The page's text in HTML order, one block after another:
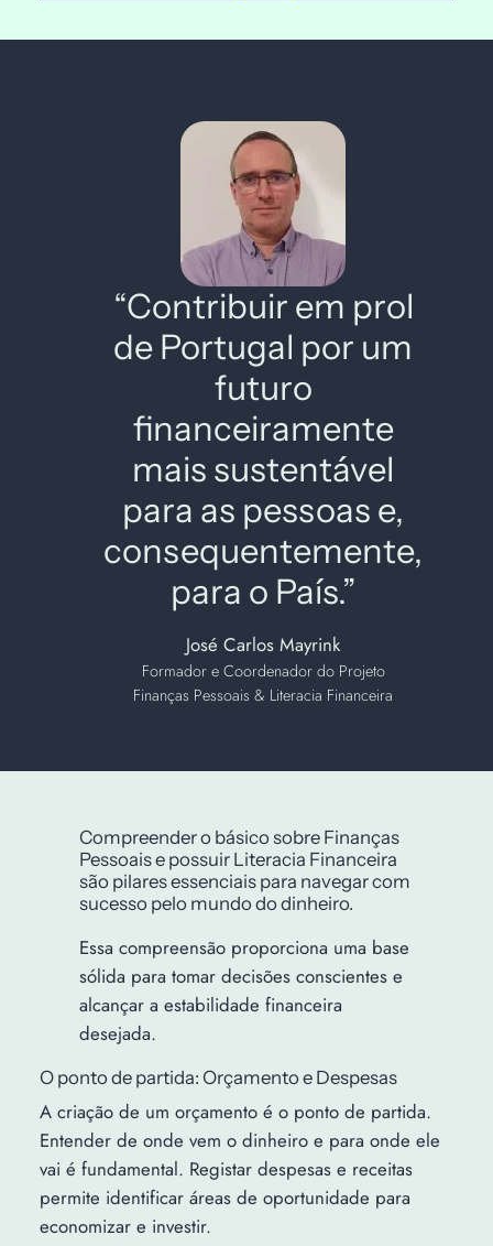
“Contribuir em prol
de Portugal por um
futuro
financeiramente
mais sustentável
para as pessoas e,
consequentemente,
para o País.”
José Carlos Mayrink
Formador e Coordenador do Projeto
Finanças Pessoais & Literacia Financeira
Compreender o básico sobre Finanças
Pessoais e possuir Literacia Financeira
são pilares essenciais para navegar com
sucesso pelo mundo do dinheiro.
Essa compreensão proporciona uma base
sólida para tomar decisões conscientes e
alcançar a estabilidade financeira
desejada.
O ponto de partida: Orçamento e Despesas
A criação de um orçamento é o ponto de partida.
Entender de onde vem o dinheiro e para onde ele
vai é fundamental. Registar despesas e receitas
permite identificar áreas de oportunidade para
economizar e investir.